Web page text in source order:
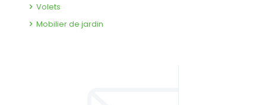
Volets
Mobilier de jardin